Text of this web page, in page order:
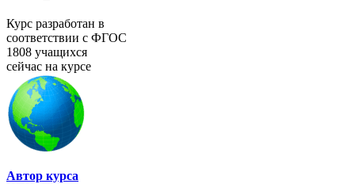
Курс разработан в
соответствии с ФГОС
1808 учащихся
сейчас на курсе
Автор курса